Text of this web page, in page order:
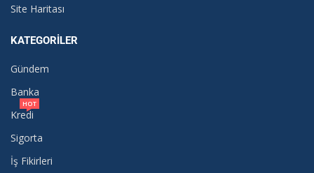
Site Haritası
KATEGORILER
Gündem
Banka
Kredi
HOT
Sigorta
İş Fikirleri